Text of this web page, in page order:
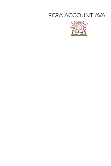
FCRA ACCOUNT AVAI...